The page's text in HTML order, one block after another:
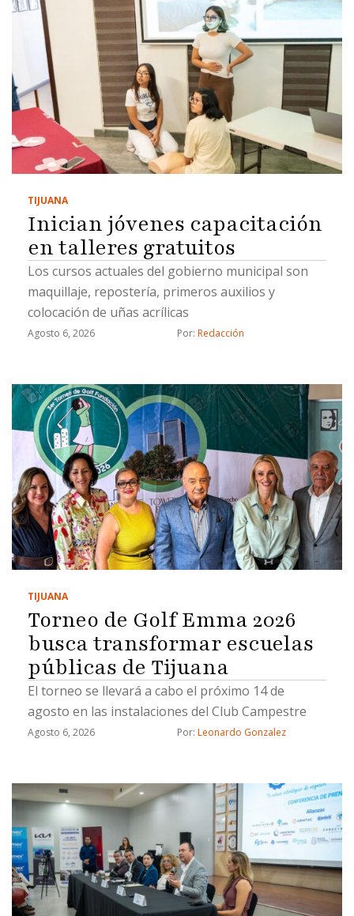
TIJUANA
Inician jóvenes capacitación
en talleres gratuitos
Los cursos actuales del gobierno municipal son
maquillaje, repostería, primeros auxilios y
colocación de uñas acrílicas
Agosto 6, 2026 Por: Redacción
TIJUANA
Torneo de Golf Emma 2026
busca transformar escuelas
públicas de Tijuana
El torneo se llevará a cabo el próximo 14 de
agosto en las instalaciones del Club Campestre
Agosto 6, 2026 Por: Leonardo Gonzalez